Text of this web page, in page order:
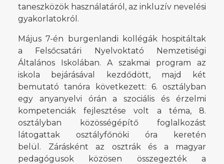
taneszközök használatáról, az inkluzív nevelési
gyakorlatokról.
Május 7-én burgenlandi kollégák hospitáltak
a Felsőcsatári Nyelvoktató Nemzetiségi
Általános Iskolában. A szakmai program az
iskola bejárásával kezdődött, majd két
bemutató tanóra következett: 6. osztályban
egy anyanyelvi órán a szociális és érzelmi
kompetenciák fejlesztése volt a téma, 8.
osztályban közösségépítő foglalkozást
látogattak osztályfőnöki óra keretén
belül. Zárásként az osztrák és a magyar
pedagógusok közösen összegezték a